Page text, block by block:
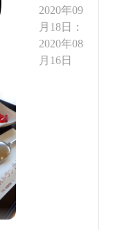
2020年09
月18日
：
2020年08
月16日